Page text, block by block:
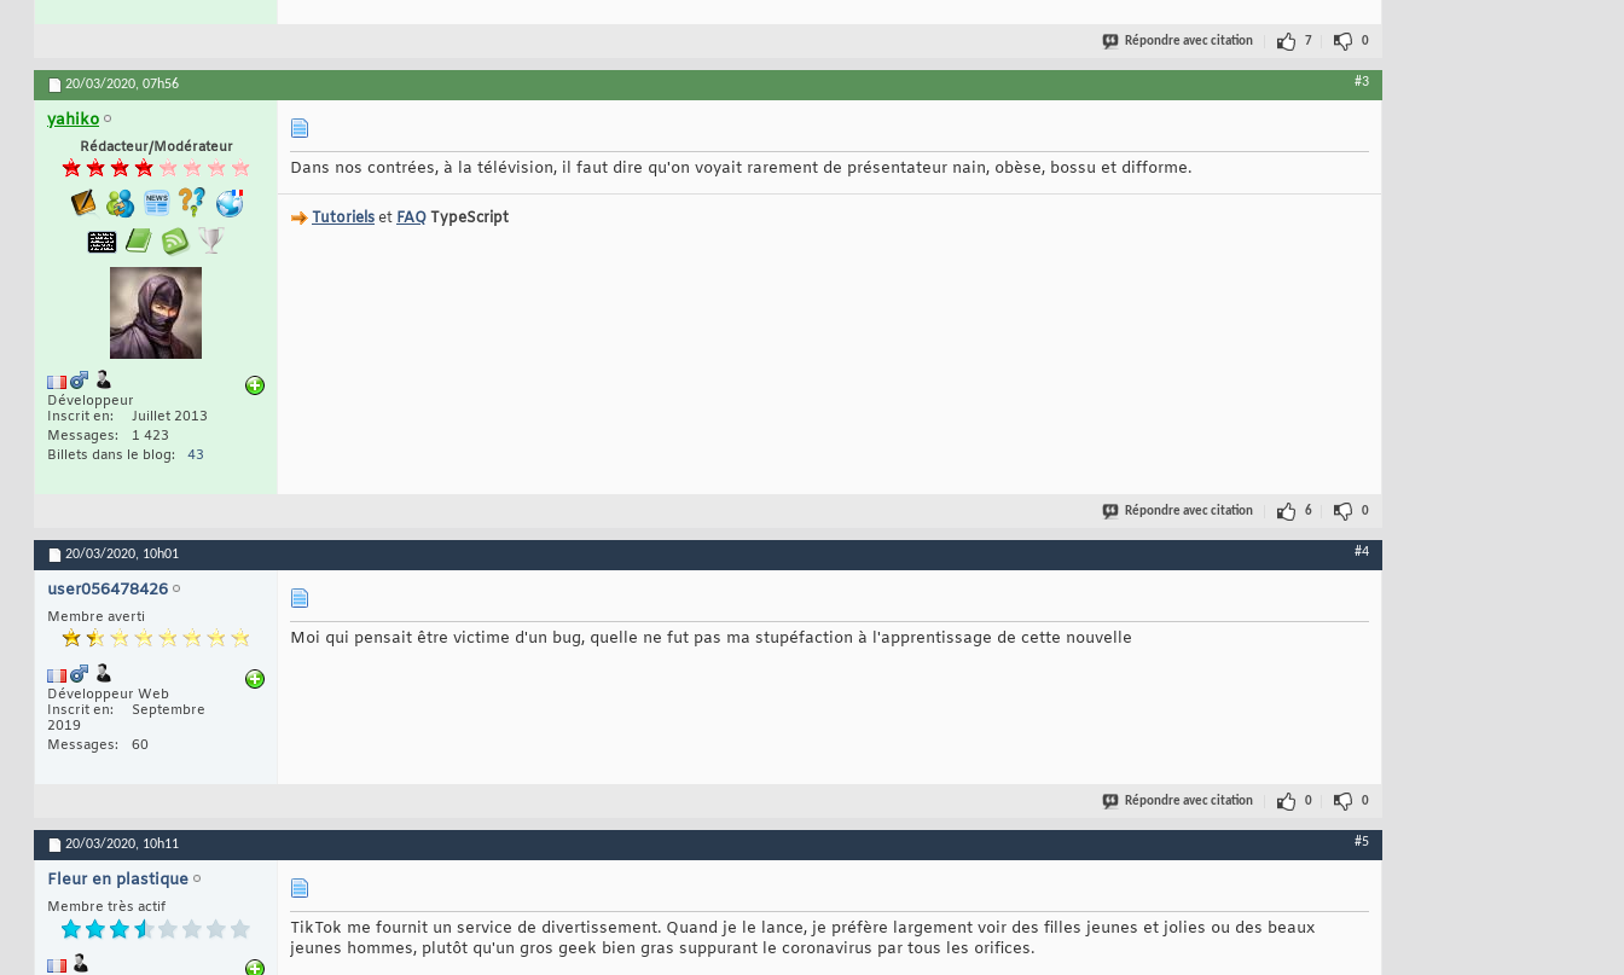
Répondre avec citation 7 0
20/03/2020, 07h56 #3
yahiko
Rédacteur/Modérateur
Développeur
Inscrit en
Juillet 2013
Messages
1 423
Billets dans le blog
43
Dans nos contrées, à la télévision, il faut dire qu'on voyait rarement de présentateur nain, obèse, bossu et difforme.
TutorielsetFAQTypeScript
Répondre avec citation 6 0
20/03/2020, 10h01 #4
user056478426
Membre averti
Développeur Web
Inscrit en
Septembre
2019
Messages
60
Moi qui pensait être victime d'un bug, quelle ne fut pas ma stupéfaction à l'apprentissage de cette nouvelle
Répondre avec citation 0 0
20/03/2020, 10h11 #5
Fleur en plastique
Membre très actif
TikTok me fournit un service de divertissement. Quand je le lance, je préfère largement voir des filles jeunes et jolies ou des beaux
jeunes hommes, plutôt qu'un gros geek bien gras suppurant le coronavirus par tous les orifices.